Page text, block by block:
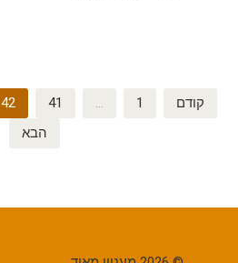
Posts
pagination
קודם 1
…
41
42
הבא